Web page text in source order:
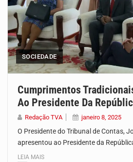
SOCIEDADE
Cumprimentos
Ao Presidente Da
Redação TVA janeiro 8, 2025
O Presidente do Tribunal de Contas,
apresentou ao Presidente da
LEIA MAIS